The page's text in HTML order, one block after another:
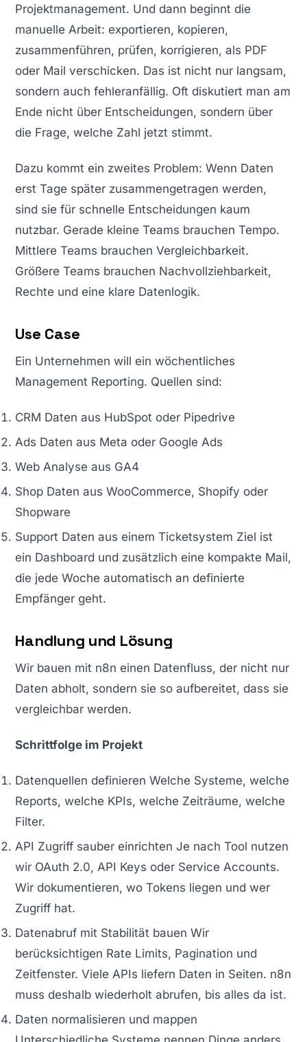
Projektmanagement. Und dann beginnt die
manuelle Arbeit: exportieren, kopieren,
zusammenführen, prüfen, korrigieren, als PDF
oder Mail verschicken. Das ist nicht nur langsam,
sondern auch fehleranfällig. Oft diskutiert man am
Ende nicht über Entscheidungen, sondern über
die Frage, welche Zahl jetzt stimmt.
Dazu kommt ein zweites Problem: Wenn Daten
erst Tage später zusammengetragen werden,
sind sie für schnelle Entscheidungen kaum
nutzbar. Gerade kleine Teams brauchen Tempo.
Mittlere Teams brauchen Vergleichbarkeit.
Größere Teams brauchen Nachvollziehbarkeit,
Rechte und eine klare Datenlogik.
Use Case
Ein Unternehmen will ein wöchentliches
Management Reporting. Quellen sind:
CRM Daten aus HubSpot oder Pipedrive
Ads Daten aus Meta oder Google Ads
Web Analyse aus GA4
Shop Daten aus WooCommerce, Shopify oder
Shopware
Support Daten aus einem Ticketsystem Ziel ist
ein Dashboard und zusätzlich eine kompakte Mail,
die jede Woche automatisch an definierte
Empfänger geht.
Handlung und Lösung
Wir bauen mit n8n einen Datenfluss, der nicht nur
Daten abholt, sondern sie so aufbereitet, dass sie
vergleichbar werden.
Schrittfolge im Projekt
Datenquellen definieren Welche Systeme, welche
Reports, welche KPIs, welche Zeiträume, welche
Filter.
API Zugriff sauber einrichten Je nach Tool nutzen
wir OAuth 2.0, API Keys oder Service Accounts.
Wir dokumentieren, wo Tokens liegen und wer
Zugriff hat.
Datenabruf mit Stabilität bauen Wir
berücksichtigen Rate Limits, Pagination und
Zeitfenster. Viele APIs liefern Daten in Seiten. n8n
muss deshalb wiederholt abrufen, bis alles da ist.
Daten normalisieren und mappen